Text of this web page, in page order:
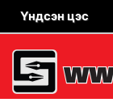
Үндсэн цэс